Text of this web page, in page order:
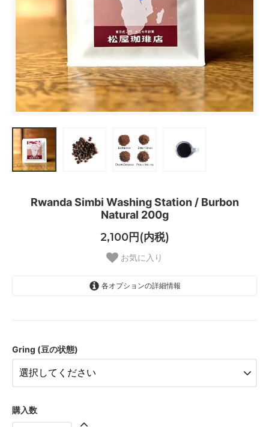
Rwanda Simbi Washing Station / Burbon
Natural 200g
2,100円(内税)
お気に入り
各オプションの詳細情報
Gring (豆の状態)
購入数